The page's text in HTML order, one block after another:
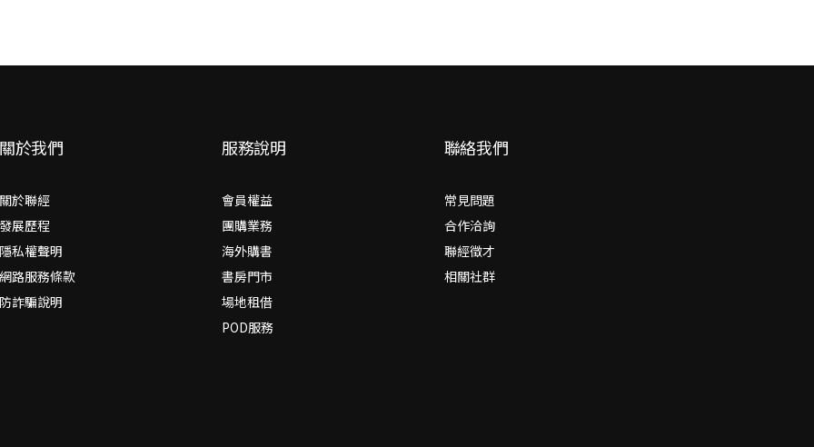
於我們
於聯經
展歷程
私權聲明
路服務條款
詐騙說明
服務說明
會員權益
團購業務
海外購書
書房門市
場地租借
POD服務
聯絡我們
常見問題
合作洽詢
聯經徵才
相關社群